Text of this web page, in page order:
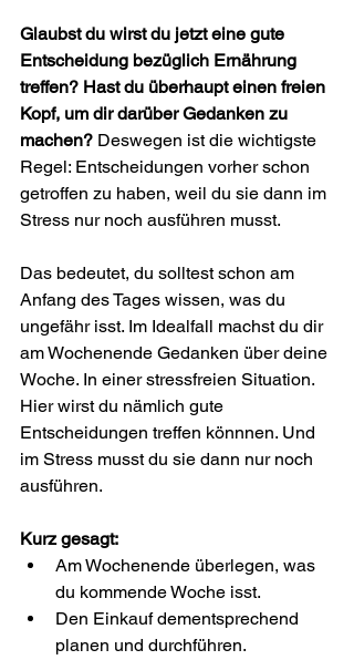
Glaubst du wirst du jetzt eine gute
Entscheidung bezüglich Ernährung
treffen? Hast du überhaupt einen freien
Kopf, um dir darüber Gedanken zu
machen? Deswegen ist die wichtigste
Regel: Entscheidungen vorher schon
getroffen zu haben, weil du sie dann im
Stress nur noch ausführen musst.
Das bedeutet, du solltest schon am
Anfang des Tages wissen, was du
ungefähr isst. Im Idealfall machst du dir
am Wochenende Gedanken über deine
Woche. In einer stressfreien Situation.
Hier wirst du nämlich gute
Entscheidungen treffen könnnen. Und
im Stress musst du sie dann nur noch
ausführen.
Kurz gesagt:
Am Wochenende überlegen, was
du kommende Woche isst.
Den Einkauf dementsprechend
planen und durchführen.